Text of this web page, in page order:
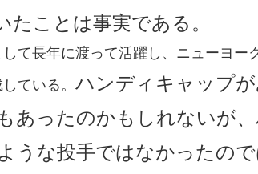
ことは事実である。
て長年に渡って活躍し、ニューヨー
ている。 ハンディキャップ
あったのかもしれないが
うな投手ではなかったの